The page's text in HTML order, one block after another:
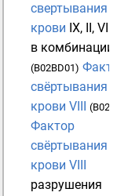
свертывания
крови IX, II, VII
в комбинации
(B02BD01)
свёртывания
крови VIII (
Фактор
свёртывания
крови VIII
разрушения